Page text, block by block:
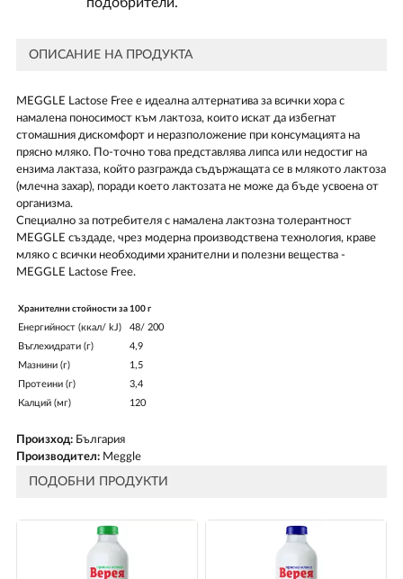
ОПИСАНИЕ НА ПРОДУКТА
МЕGGLE Lactose Free е идеална алтернатива за всички хора с
намалена поносимост към лактоза, които искат да избегнат
стомашния дискомфорт и неразположение при консумацията на
прясно мляко. По-точно това представлява липса или недостиг на
ензима лактаза, който разгражда съдържащата се в млякото лактоза
(млечна захар), поради което лактозата не може да бъде усвоена от
организма.
Специално за потребителя с намалена лактозна толерантност
МЕGGLE създаде, чрез модерна производствена технология, краве
мляко с всички необходими хранителни и полезни вещества -
МЕGGLE Lactose Free.
Хранителни стойности за 100 г
Енергийност (ккал/ kJ)
48/ 200
Въглехидрати (г)
4,9
Мазнини (г)
1,5
Протеини (г)
3,4
Калций (мг)
120
Произход:България
Производител:Meggle
ПОДОБНИ ПРОДУКТИ